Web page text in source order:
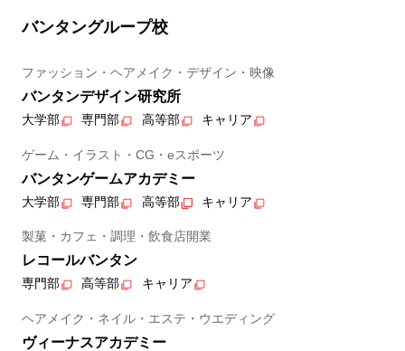
バンタングループ校
ファッション・ヘアメイク・デザイン・映像
バンタンデザイン研究所
大学部 専門部 高等部 キャリア
ゲーム・イラスト・CG・eスポーツ
バンタンゲームアカデミー
大学部 専門部 高等部 キャリア
製菓・カフェ・調理・飲食店開業
レコールバンタン
専門部 高等部 キャリア
ヘアメイク・ネイル・エステ・ウエディング
ヴィーナスアカデミー